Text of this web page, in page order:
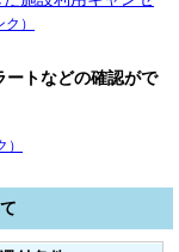
）
ートなどの確認がで